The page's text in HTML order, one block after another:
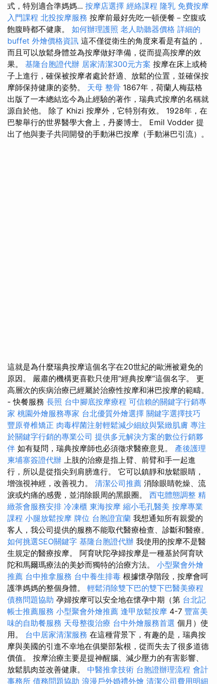
式，特別適合準媽媽... 按摩店選擇 經絡課程 隆乳 免費按摩
入門課程 北投按摩服務 按摩前最好先吃一頓便餐－空腹或
飽腹時都不健康。 如何辦理護照 老人助聽器價格 詳細的
buffet 外燴價格資訊 這不僅從衛生的角度來看是有益的，
而且可以放鬆身體並為按摩做好準備，從而提高按摩的效
果。 基隆台胞證代辦 居家清潔300元方案 按摩在床上或椅
子上進行，確保被按摩者處於舒適、放鬆的位置，並確保按
摩師保持健康的姿勢。 天母 整骨 1867年，荷蘭人梅茲格
出版了一本總結迄今為止經驗的著作，瑞典式按摩的名稱就
源自於他。 除了 Khizi 按摩外，它特別有效。 1928年，在
巴黎舉行的世界醫學大會上，丹麥博士。 Emil Vodder 提
出了他與妻子共同開發的手動淋巴按摩（手動淋巴引流）。
這就是為什麼瑞典按摩這個名字在20世紀的歐洲被避免的
原因。 嚴肅的機構更喜歡只使用“經典按摩”這個名字。 更
高層次的疾病治療已經屬於治療性按摩和淋巴按摩的範疇。
- 快餐服務 長照 台中腳底按摩療程 可信賴的關鍵字行銷專
家 桃園外燴服務專家 台北優質外燴選擇 關鍵字選擇技巧
豐原脊椎矯正 肉毒桿菌注射輕鬆減少細紋與緊緻肌膚 專注
於關鍵字行銷的專業公司 提供多元解決方案的數位行銷夥
伴 如有疑問，瑞典按摩師也必須徵求醫療意見。 產後護理
柬埔寨簽證代辦 上肢的治療是指上臂、前臂和手一起進
行，所以是從指尖到肩膀進行。 它可以鎮靜和放鬆眼睛，
增強視神經，改善視力。 清潔公司推薦 消除眼睛乾燥、流
淚或灼痛的感覺，並消除眼周的黑眼圈。 西屯體態調整 精
緻茶會服務安排 冷凍櫃 東海按摩 縮小毛孔醫美 按摩專業
課程 小腿放鬆按摩 牌位 台胞證宜蘭 我想通知所有親愛的
客人，我公司提供的服務不能取代醫療檢查、診斷和醫療。
如何挑選SEO關鍵字 基隆台胞證代辦 我使用的按摩不是醫
生規定的醫療按摩。 阿育吠陀孕婦按摩是一種基於阿育吠
陀和馬爾瑪療法的美妙而獨特的治療方法。 小型聚會外燴
推薦 台中推拿服務 台中養生排毒 根據懷孕階段，按摩會呵
護準媽媽的整個身體。 輕鬆消除雙下巴的雙下巴醫美療程
債務問題協助 孕婦按摩可以安全地在懷孕中期（第 台北記
帳士推薦服務 小型聚會外燴推薦 逢甲放鬆按摩 4-7 豐富美
味的自助餐服務 天母整復治療 台中外燴服務首選 個月）使
用。 台中居家清潔服務 在這種背景下，有趣的是，瑞典按
摩與美國的引進不幸地在俱樂部紮根，從而失去了很多道德
價值。 按摩治療主要是提神醒腦、減少壓力的有害影響、
放鬆肌肉並改善健康。 中醫推拿技術 台胞證辦理流程 會計
事務所 債務問題協助 浪漫戶外婚禮外燴 清潔公司費用明細